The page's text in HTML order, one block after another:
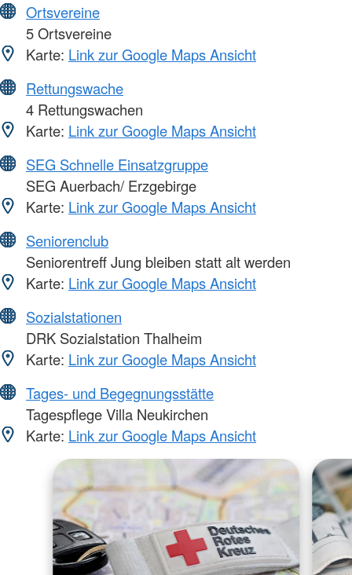
Ortsvereine
5 Ortsvereine
Karte: Link zur Google Maps Ansicht
Rettungswache
4 Rettungswachen
Karte: Link zur Google Maps Ansicht
SEG Schnelle Einsatzgruppe
SEG Auerbach/ Erzgebirge
Karte: Link zur Google Maps Ansicht
Seniorenclub
Seniorentreff Jung bleiben statt alt werden
Karte: Link zur Google Maps Ansicht
Sozialstationen
DRK Sozialstation Thalheim
Karte: Link zur Google Maps Ansicht
Tages- und Begegnungsstätte
Tagespflege Villa Neukirchen
Karte: Link zur Google Maps Ansicht